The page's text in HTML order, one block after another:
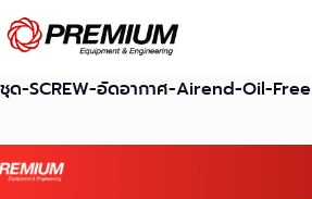
Skip
to
content
ชุด-SCREW-อัดอากาศ-Airend-Oil-Free